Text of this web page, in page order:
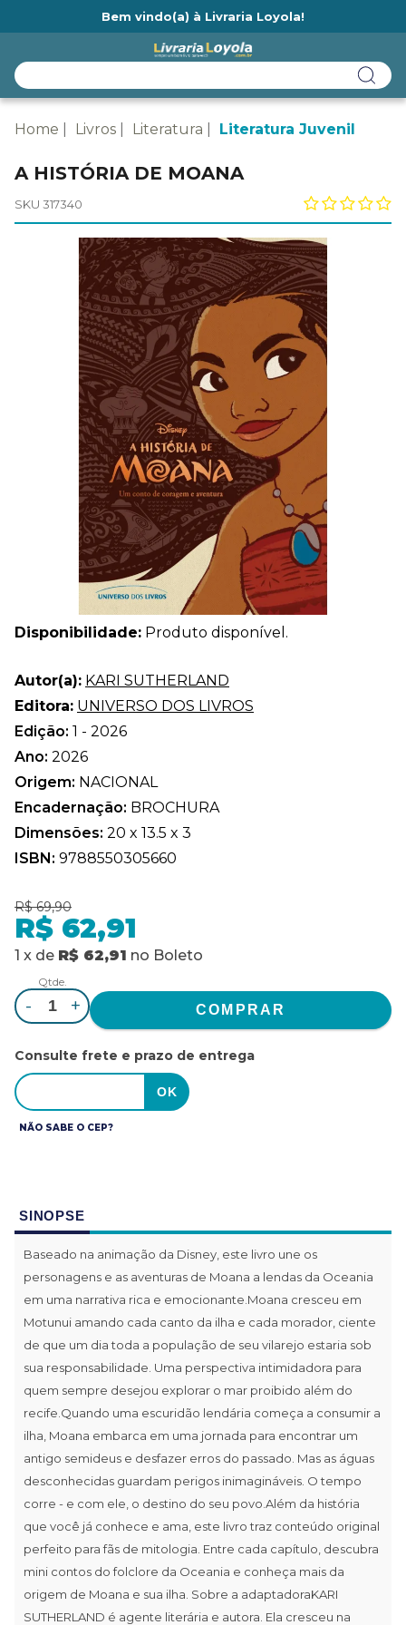
Bem vindo(a) à Livraria Loyola!
Home Livros Literatura Literatura Juvenil
A HISTÓRIA DE MOANA
SKU 317340
Disponibilidade: Produto disponível.
Autor(a): KARI SUTHERLAND
Editora: UNIVERSO DOS LIVROS
Edição: 1 - 2026
Ano: 2026
Origem: NACIONAL
Encadernação: BROCHURA
Dimensões: 20 x 13.5 x 3
ISBN: 9788550305660
R$ 69,90
R$ 62,91
1 x de R$ 62,91 no Boleto
Qtde.
- +
Consulte frete e prazo de entrega
NÃO SABE O CEP?
SINOPSE
Baseado na animação da Disney, este livro une os
personagens e as aventuras de Moana a lendas da Oceania
em uma narrativa rica e emocionante.Moana cresceu em
Motunui amando cada canto da ilha e cada morador, ciente
de que um dia toda a população de seu vilarejo estaria sob
sua responsabilidade. Uma perspectiva intimidadora para
quem sempre desejou explorar o mar proibido além do
recife.Quando uma escuridão lendária começa a consumir a
ilha, Moana embarca em uma jornada para encontrar um
antigo semideus e desfazer erros do passado. Mas as águas
desconhecidas guardam perigos inimagináveis. O tempo
corre - e com ele, o destino do seu povo.Além da história
que você já conhece e ama, este livro traz conteúdo original
perfeito para fãs de mitologia. Entre cada capítulo, descubra
mini contos do folclore da Oceania e conheça mais da
origem de Moana e sua ilha. Sobre a adaptadoraKARI
SUTHERLAND é agente literária e autora. Ela cresceu na